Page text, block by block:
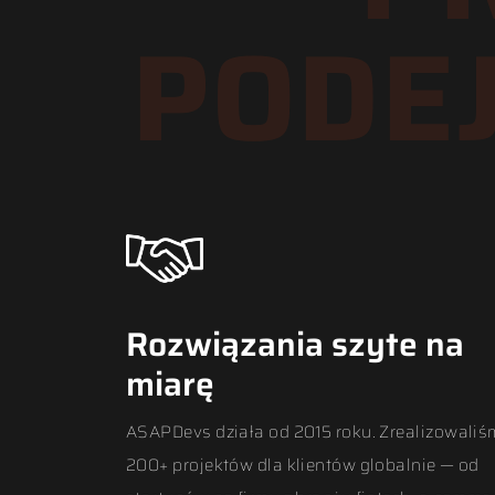
Rozwiązania szyte na
miarę
ASAPDevs działa od 2015 roku.
200+ projektów dla klientów globalnie — od